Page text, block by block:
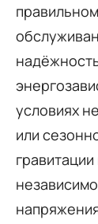
условиях
или